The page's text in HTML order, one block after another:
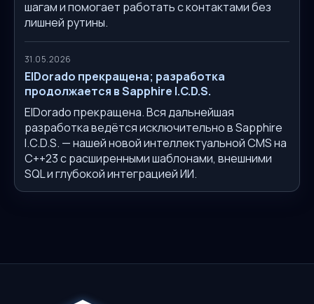
шагам и помогает работать с контактами без
лишней рутины.
31.05.2026
ElDorado прекращена; разработка
продолжается в Sapphire I.C.D.S.
ElDorado прекращена. Вся дальнейшая
разработка ведётся исключительно в Sapphire
I.C.D.S. — нашей новой интеллектуальной CMS на
C++23 с расширенными шаблонами, внешними
SQL и глубокой интеграцией ИИ.